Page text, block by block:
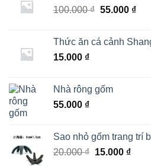
100.000₫ Giá
100.000 ₫.
55.000 ₫Giá
là:
Thức ăn cá cảnh
15.000 ₫
Nhà rông gốm
55.000 ₫
Sao nhỏ gốm trang trí
20.000₫ Giá
15.000 ₫Giá